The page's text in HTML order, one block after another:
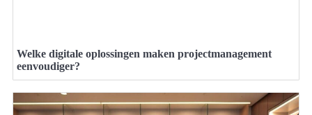
Welke digitale oplossingen maken projectmanagement
eenvoudiger?